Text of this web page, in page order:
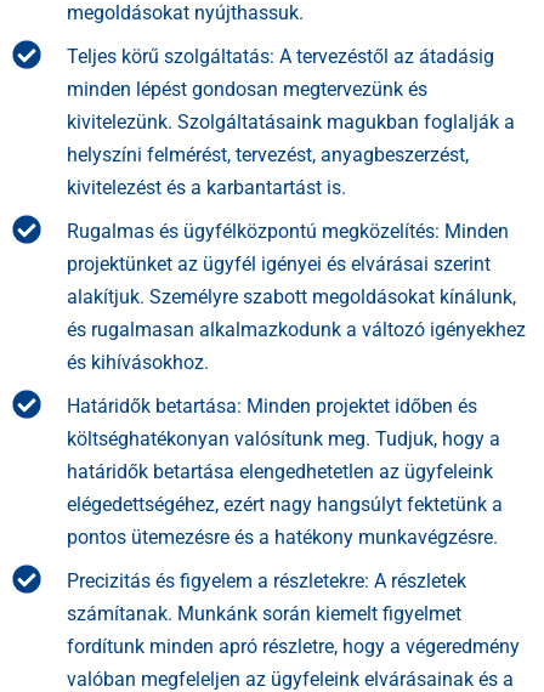
megoldásokat nyújthassuk.
Teljes körű szolgáltatás: A tervezéstől az átadásig
minden lépést gondosan megtervezünk és
kivitelezünk. Szolgáltatásaink magukban foglalják a
helyszíni felmérést, tervezést, anyagbeszerzést,
kivitelezést és a karbantartást is.
Rugalmas és ügyfélközpontú megközelítés: Minden
projektünket az ügyfél igényei és elvárásai szerint
alakítjuk. Személyre szabott megoldásokat kínálunk,
és rugalmasan alkalmazkodunk a változó igényekhez
és kihívásokhoz.
Határidők betartása: Minden projektet időben és
költséghatékonyan valósítunk meg. Tudjuk, hogy a
határidők betartása elengedhetetlen az ügyfeleink
elégedettségéhez, ezért nagy hangsúlyt fektetünk a
pontos ütemezésre és a hatékony munkavégzésre.
Precizitás és figyelem a részletekre: A részletek
számítanak. Munkánk során kiemelt figyelmet
fordítunk minden apró részletre, hogy a végeredmény
valóban megfeleljen az ügyfeleink elvárásainak és a